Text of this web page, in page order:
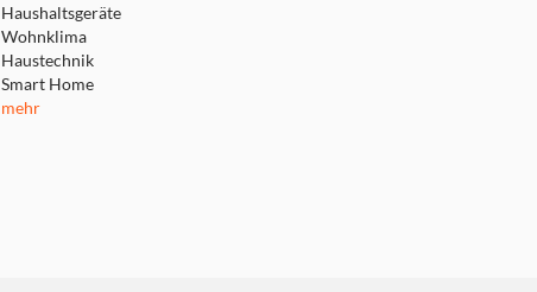
Haushaltsgeräte
Wohnklima
Haustechnik
Smart Home
mehr